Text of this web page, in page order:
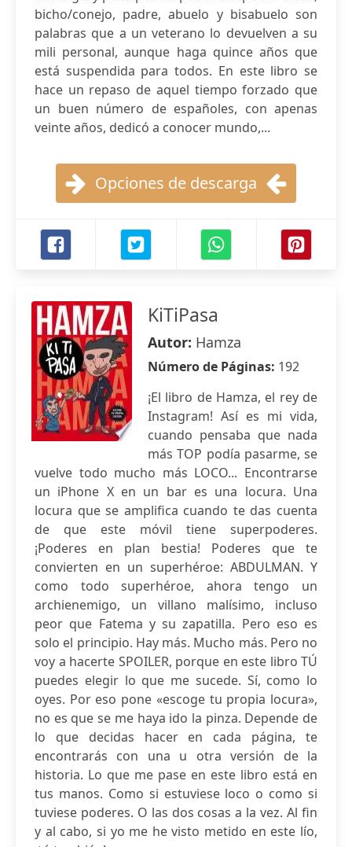
bicho/conejo, padre, abuelo y bisabuelo son
palabras que a un veterano lo devuelven a su
mili personal, aunque haga quince años que
está suspendida para todos. En este libro se
hace un repaso de aquel tiempo forzado que
un buen número de españoles, con apenas
veinte años, dedicó a conocer mundo,...
Opciones de descarga
KiTiPasa
Autor: Hamza
Número de Páginas: 192
¡El libro de Hamza, el rey de
Instagram! Así es mi vida,
cuando pensaba que nada
más TOP podía pasarme, se
vuelve todo mucho más LOCO... Encontrarse
un iPhone X en un bar es una locura. Una
locura que se amplifica cuando te das cuenta
de que este móvil tiene superpoderes.
¡Poderes en plan bestia! Poderes que te
convierten en un superhéroe: ABDULMAN. Y
como todo superhéroe, ahora tengo un
archienemigo, un villano malísimo, incluso
peor que Fatema y su zapatilla. Pero eso es
solo el principio. Hay más. Mucho más. Pero no
voy a hacerte SPOILER, porque en este libro TÚ
puedes elegir lo que me sucede. Sí, como lo
oyes. Por eso pone «escoge tu propia locura»,
no es que se me haya ido la pinza. Depende de
lo que decidas hacer en cada página, te
encontrarás con una u otra versión de la
historia. Lo que me pase en este libro está en
tus manos. Como si estuviese loco o como si
tuviese poderes. O las dos cosas a la vez. Al fin
y al cabo, si yo me he visto metido en este lío,